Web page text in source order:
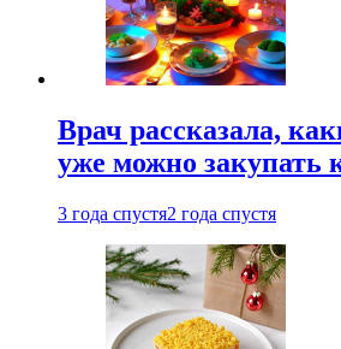
Врач рассказала,
уже можно закупать
3 года спустя2 года спустя